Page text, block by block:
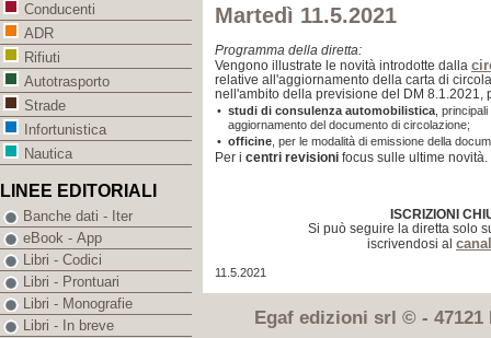
Martedì 11.5.2021
Programma della diretta:
Vengono illustrate le novità introdotte dalla
relative all'aggiornamento della carta di
nell'ambito della previsione del DM 8.1.2021,
• studi di consulenza automobilistica ,
aggiornamento del documento di circolazione;
• officine , per le modalità di emissione della
Per i centri revisioni focus sulle ultime novità.
ISCRIZIONI
Si può seguire la diretta solo
iscrivendosi al
11.5.2021
Egaf edizioni srl © - 47121
Conducenti
ADR
Rifiuti
Autotrasporto
Strade
Infortunistica
Nautica
LINEE EDITORIALI
Banche dati - Iter
eBook - App
Libri - Codici
Libri - Prontuari
Libri - Monografie
Libri - In breve